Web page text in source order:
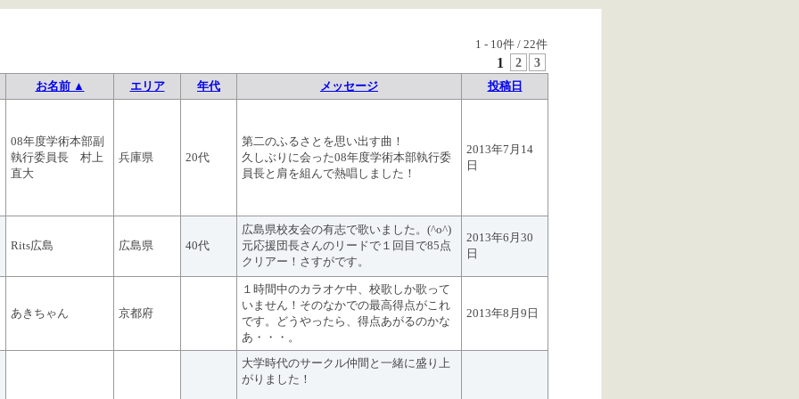
1 - 10件 / 22件
1 2 3
お名前 ▲ エリア 年代 メッセージ 投稿日
08年度学術本部副
執行委員長 村上
直大
兵庫県 20代
第二のふるさとを思い出す曲！
久しぶりに会った08年度学術本部執行委
員長と肩を組んで熱唱しました！
2013年7月14
日
Rits広島 広島県 40代
広島県校友会の有志で歌いました。(^o^)
元応援団長さんのリードで１回目で85点
クリアー！さすがです。
2013年6月30
日
あきちゃん 京都府
１時間中のカラオケ中、校歌しか歌って
いません！そのなかでの最高得点がこれ
です。どうやったら、得点あがるのかな
あ・・・。
2013年8月9日
大学時代のサークル仲間と一緒に盛り上
がりました！